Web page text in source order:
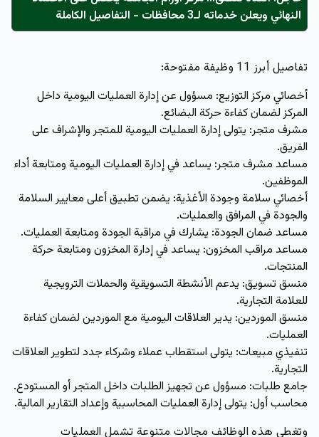
النهائي ويعلن خدماته لـ3 محافظات - التفاصيل الكاملة
تفاصيل أبرز 11 وظيفة مفتوحة:
أخصائي مركز التوزيع: مسؤول عن إدارة العمليات اليومية داخل
المركز لضمان كفاءة حركة البضائع.
مشرف متجر: يتولى إدارة العمليات اليومية للمتجر والإشراف على
الفريق.
مساعد مشرف متجر: يساعد في إدارة العمليات اليومية ومتابعة أداء
الموظفين.
أخصائي سلامة وجودة الأغذية: يضمن تطبيق أعلى معايير السلامة
والجودة في المرافق والعمليات.
مساعد ضمان الجودة: يشارك في مراقبة الجودة ومتابعة العمليات.
مساعد مراقب المخزون: يساعد في إدارة المخزون ومتابعة حركة
المنتجات.
منسق تسويق: يدعم الأنشطة التسويقية والحملات الترويجية
للعلامة التجارية.
منسق الموردين: يدير العلاقات اليومية مع الموردين لضمان كفاءة
العمليات.
تنفيذي مبيعات: يتولى استقطاب عملاء وشركاء جدد لتطوير العلاقات
التجارية.
جامع طلبات: مسؤول عن تجهيز الطلبات داخل المتجر أو المستودع.
محاسب أول: يتولى إدارة العمليات المحاسبية وإعداد التقارير المالية.
وتغطي هذه الوظائف مجالات متنوعة تشمل العمليات